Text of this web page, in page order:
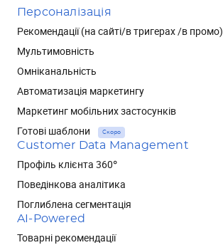
Персоналізація
Рекомендації (на сайті/в тригерах /в промо)
Мультимовність
Омніканальність
Автоматизація маркетингу
Маркетинг мобільних застосунків
Готові шаблони
Скоро
Customer Data Management
Профіль клієнта 360°
Поведінкова аналітика
Поглиблена сегментація
AI-Powered
Товарні рекомендації